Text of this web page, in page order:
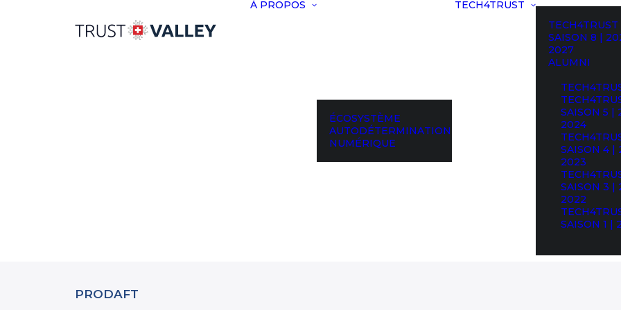
À PROPOS
ÉCOSYSTÈME
AUTODÉTERMINATION
NUMÉRIQUE
TECH4TRUST
TECH4TRUST
SAISON 8 |
2027
ALUMNI
SAISON 5 |
2024
SAISON 4 |
2023
SAISON 3 |
2022
SAISON 1 |
PRODAFT